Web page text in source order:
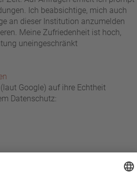
Ich beabsichtige, mich auch
an dieser Institution anzumelden
Meine Zufriedenheit ist hoch,
uneingeschränkt
Google) auf ihre Echtheit
Datenschutz: